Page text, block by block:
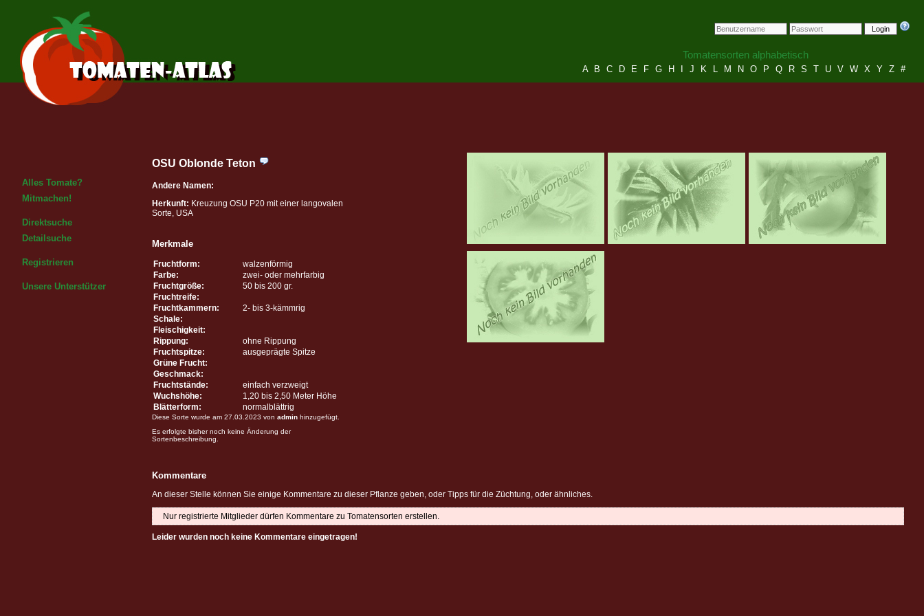
Login
Tomatensorten alphabetisch
A B C D E F G H J K L M N O P Q R S T U V W X Y Z #
Alles Tomate?
Mitmachen!
Direktsuche
Detailsuche
Registrieren
Unsere Unterstützer
OSU Oblonde Teton
Andere Namen:
Herkunft: Kreuzung OSU P20 mit einer langovalen
Sorte, USA
Merkmale
Fruchtform:
walzenförmig
Farbe:
zwei- oder mehrfarbig
Fruchtgröße:
50 bis 200 gr.
Fruchtreife:
Fruchtkammern:
2- bis 3-kämmrig
Schale:
Fleischigkeit:
Rippung:
ohne Rippung
Fruchtspitze:
ausgeprägte Spitze
Grüne Frucht:
Geschmack:
Fruchtstände:
einfach verzweigt
Wuchshöhe:
1,20 bis 2,50 Meter Höhe
Blätterform:
normalblättrig
Diese Sorte wurde am 27.03.2023 von admin hinzugefügt.
Es erfolgte bisher noch keine Änderung der
Sortenbeschreibung.
Kommentare
An dieser Stelle können Sie einige Kommentare zu dieser Pflanze geben, oder Tipps für die Züchtung, oder ähnliches.
Nur registrierte Mitglieder dürfen Kommentare zu Tomatensorten erstellen.
Leider wurden noch keine Kommentare eingetragen!